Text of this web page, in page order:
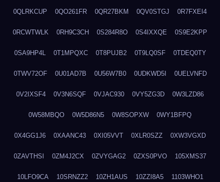
0QLRKCUP 0QO261FR 0QR27BKM 0QV0STGJ 0R7FXEI4
0RCWTWLK 0RH9C3CH 0S284R8O 0S4IXXQE 0S9E2KPP
0SA9HP4L 0T1MPQXC 0T8PUJB2 0T9LQ0SF 0TDEQ0TY
0TWV72OF 0U01AD7B 0U56W7B0 0UDKWD5I 0UELVNFD
0V2IXSF4 0V3N6SQF 0VJAC930 0VY5ZG3D 0W3LZD86
0W58MBQO 0W5D86N5 0W8SOPXW 0WY1BFPQ
0X4GG1J6 0XAANC43 0XI05VVT 0XLR0SZZ 0XW3VGXD
0ZAVTHSI 0ZM4J2CX 0ZVYGAG2 0ZXS0PVO 105XMS37
10LFO9CA 10SRNZZ2 10ZH1AUS 10ZZI8A5 1103WHO1